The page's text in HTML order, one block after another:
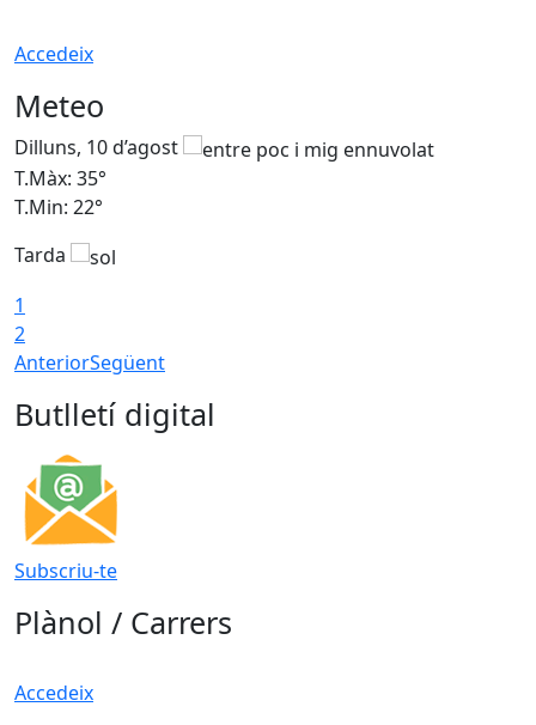
Accedeix
Meteo
Dilluns, 10 d’agost
T.Màx: 35°
T.Min: 22°
Tarda
1
2
AnteriorSegüent
Butlletí digital
Subscriu-te
Plànol / Carrers
Accedeix